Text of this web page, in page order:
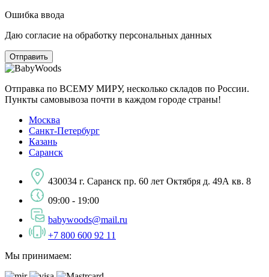
Ошибка ввода
Даю согласие на обработку персональных данных
Отправка по ВСЕМУ МИРУ, несколько складов по России.
Пункты самовывоза почти в каждом городе страны!
Москва
Санкт-Петербург
Казань
Саранск
430034 г. Саранск пр. 60 лет Октября д. 49А кв. 8
09:00 - 19:00
babywoods@mail.ru
+7 800 600 92 11
Мы принимаем: